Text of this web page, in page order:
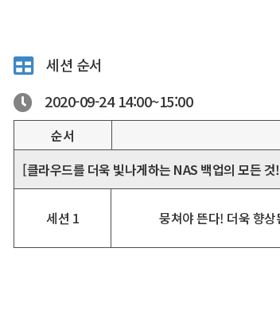
세션 순서
2020-09-2414:00~15:00
순서
[클라우드를 더욱 빛나게하는 NAS 백업의 모든
세션 1 뭉쳐야 뜬다! 더욱 향